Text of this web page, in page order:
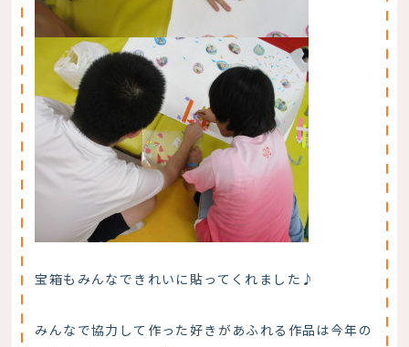
宝箱もみんなできれいに貼ってくれました♪
みんなで協力して作った好きがあふれる作品は今年の